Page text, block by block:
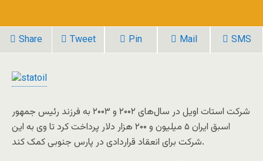
Share Tweet Pin Mail SMS
شرکت استات اویل در سال‌های ۲۰۰۲ و ۲۰۰۳ به فرزند رئیس‌ جمهور
اسبق ایران ۵ میلیون و ۲۰۰ هزار دلار پرداخت کرد تا وی به این
شرکت برای انعقاد قراردادی در پارس جنوبی کمک کند.